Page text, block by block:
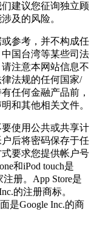
建议您征询独立顾
及的风险。
参考，并不构成任
国台湾等某些司法
注意本网站信息不
法规的任何国家/
任何金融产品前，
和其他相关文件。
使用公共或共享计
后将密码保存于任
要求您提供帐户号
和iPod touch是
册。App Store是
的注册商标。
是Google Inc.的商